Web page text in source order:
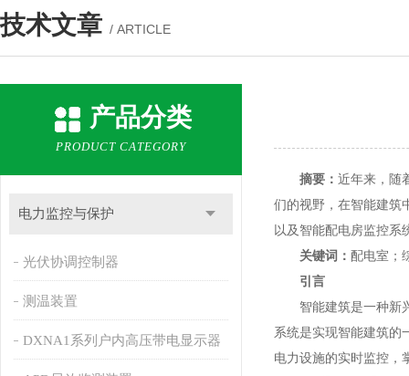
技术文章 / ARTICLE
产品分类
PRODUCT CATEGORY
电力监控与保护
光伏协调控制器
测温装置
DXNA1系列户内高压带电显示器
摘要： 近年来，随
们的视野，在智能建筑
以及智能配电房监控系
关键词： 配电室；
引言
智能建筑是一种新兴
系统是实现智能建筑的
电力设施的实时监控，